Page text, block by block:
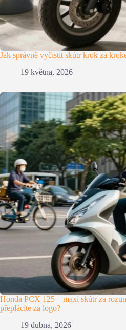
Jak správně vyčistit skútr krok za
19 května, 2026
Honda PCX 125 – maxi skútr za
přeplácíte za logo?
19 dubna, 2026